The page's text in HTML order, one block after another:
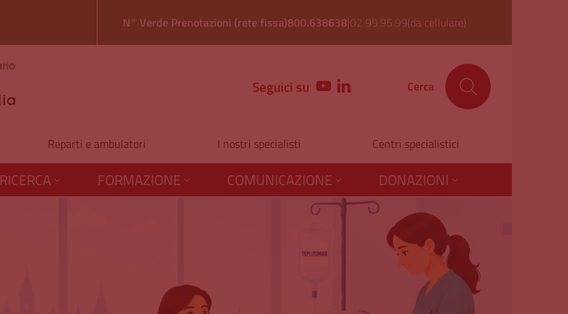
N° Verde Prenotazioni (rete fissa)800.638638|02 99.95.99(da cellulare)
Seguici su YOUTUBELINKEDIN Cerca
Reparti e ambulatori I nostri specialisti Centri specialistici
RICERCA FORMAZIONE COMUNICAZIONE DONAZIONI